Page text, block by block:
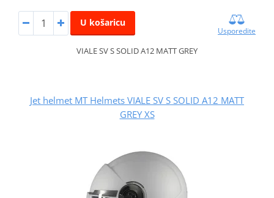
U košaricu
Usporedite
VIALE SV S SOLID A12 MATT GREY
Jet helmet MT Helmets VIALE SV S SOLID A12 MATT
GREY XS